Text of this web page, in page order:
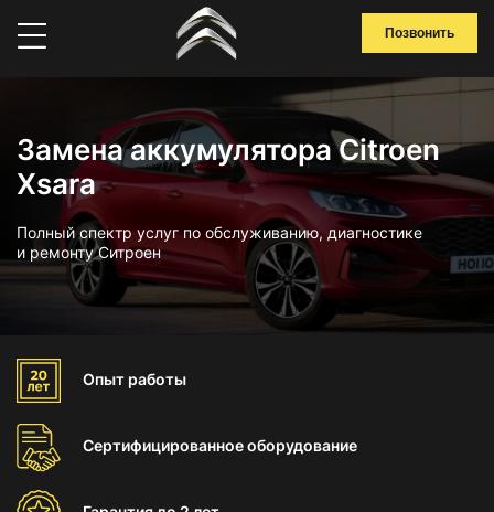
Позвонить
Замена аккумулятора Citroen
Xsara
Полный спектр услуг по обслуживанию, диагностике
и ремонту Ситроен
Опыт работы
Сертифицированноеоборудование